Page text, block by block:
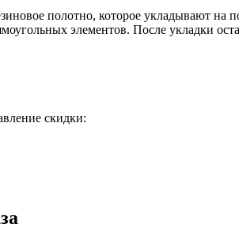
полотно, которое укладывают
элементов. После укладки
скидки: